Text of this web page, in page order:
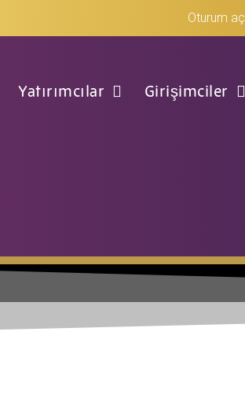
Oturum aç
Yatırımcılar Girişimciler